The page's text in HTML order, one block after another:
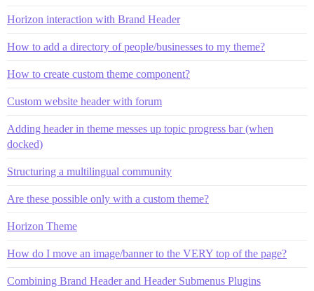
Horizon interaction with Brand Header
How to add a directory of people/businesses to my theme?
How to create custom theme component?
Custom website header with forum
Adding header in theme messes up topic progress bar (when
docked)
Structuring a multilingual community
Are these possible only with a custom theme?
Horizon Theme
How do I move an image/banner to the VERY top of the page?
Combining Brand Header and Header Submenus Plugins